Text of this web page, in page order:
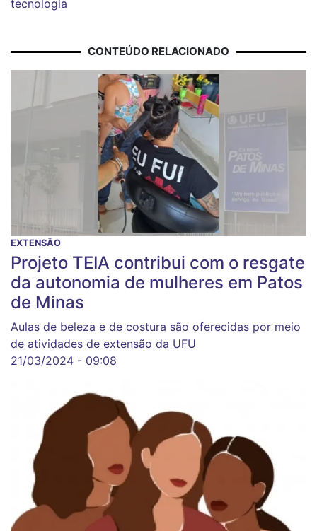
tecnologia
CONTEÚDO RELACIONADO
EXTENSÃO
Projeto TEIA contribui com o resgate
da autonomia de mulheres em Patos
de Minas
Aulas de beleza e de costura são oferecidas por meio
de atividades de extensão da UFU
21/03/2024 - 09:08